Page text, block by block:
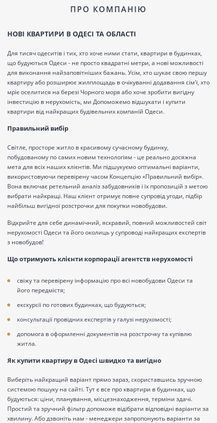
ПРО КОМПАНІЮ
НОВІ КВАРТИРИ В ОДЕСІ ТА ОБЛАСТІ
Для тисяч одеситів і тих, хто хоче ними стати, квартири в будинках,
що будуються Одеси - не просто квадратні метри, а нові можливості
для виконання найзаповітніших бажань. Усім, хто шукає свою першу
квартиру або розширює жилплощадь в очікуванні додавання сім'ї, хто
мріє оселитися на березі Чорного моря або хоче зробити вигідну
інвестицію в нерухомість, ми Допоможемо відшукати і купити
квартири від найкращих будівельних компаній Одеси.
Правильний вибір
Світле, просторе житло в красивому сучасному будинку,
побудованому по самих новим технологіям - це реально досяжна
мета для всіх наших клієнтів. Ми підшукуємо оптимальні варіанти,
використовуючи перевірену часом Концепцію «Правильний вибір».
Вона включає ретельний аналіз забудовників і їх пропозицій з метою
вибрати найкращі. Наш клієнт отримує повне супровід угоди, підбір
найбільш вигідної розстрочки для покупки новобудови.
Відкрийте для себе динамічний, яскравий, повний можливостей світ
нерухомості Одеси та його околиць у супроводі найкращих експертів
з новобудов!
Що отримують клієнти корпорації агентств нерухомості
свіжу та перевірену інформацію про всі новобудови Одеси та
його передмістя;
екскурсії по готових будинках, що будуються;
консультації провідних експертів у галузі нерухомості;
допомога в оформленні документів на розстрочку та купівлю
житла.
Як купити квартиру в Одесі швидко та вигідно
Виберіть найкращий варіант прямо зараз, скориставшись зручною
системою пошуку на сайті. Тут є все про квартири в будинках, що
будуються: ціни, планування, місцезнаходження, терміни здачі.
Простий та зручний фільтр допоможе відібрати відповідні варіанти за
хвилину. Або дзвоніть нам - менеджери запропонують варіанти за